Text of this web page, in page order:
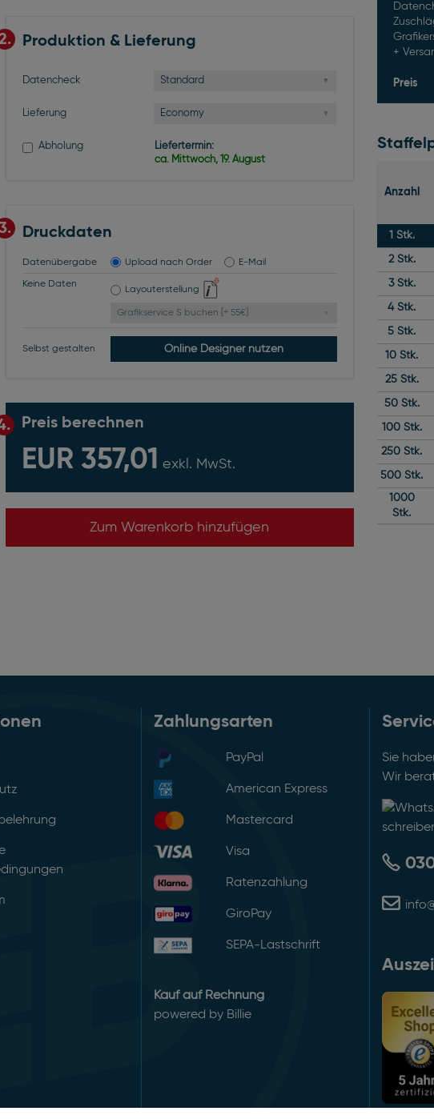
Produktion & Lieferung
Datencheck Standard
Lieferung Economy
Abholung
Liefertermin:
ca. Mittwoch, 19. August
Druckdaten
Datenübergabe Upload nach Order E-Mail
Keine Daten
Layouterstellung
Grafikservice S buchen [+ 55€]
Selbst gestalten Online Designer nutzen
Preis berechnen
EUR 357,01 exkl. MwSt.
Zum Warenkorb hinzufügen
Preis
Anzahl
1 Stk.
2Stk.
3Stk.
4Stk.
5 Stk.
10 Stk.
25Stk.
50Stk.
100Stk.
250 Stk.
500 Stk.
1000
Stk.
Zahlungsarten
PayPal
American Express
Mastercard
Visa
Ratenzahlung
GiroPay
SEPA-Lastschrift
Kauf auf Rechnung
powered by Billie
Sie
Wir